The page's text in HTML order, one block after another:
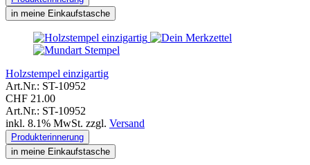
in meine Einkaufstasche
Holzstempel einzigartig
Art.Nr.: ST-10952
CHF 21.00
Art.Nr.: ST-10952
inkl. 8.1% MwSt. zzgl. Versand
Produkterinnerung
in meine Einkaufstasche